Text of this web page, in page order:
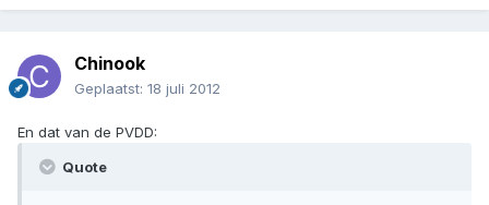
Chinook
Geplaatst: 18 juli 2012
En dat van de PVDD:
Quote